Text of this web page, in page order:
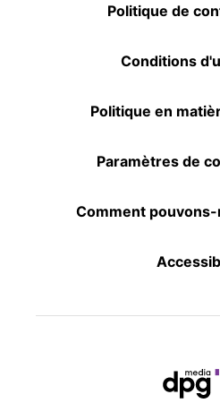
Politique de
Conditions
Politique en
Paramètres de
Comment